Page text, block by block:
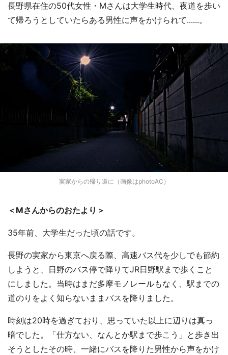
長野県在住の50代女性・Mさんは大学生時代、夜道を歩い
て帰ろうとしていたらある男性に声をかけられて......。
実家からの帰り道に（画像はphotoAC）
＜Mさんからのおたより＞
35年前、大学生だった頃の話です。
長野の実家から東京へ戻る際、高速バス代を少しでも節約
しようと、日野のバス停で降りてJR日野駅まで歩くこと
にしました。当時はまだ多摩モノレールもなく、駅までの
道のりをよく知らないままバスを降りました。
時刻は20時を過ぎており、思っていた以上に辺りは真っ
暗でした。「仕方ない、なんとか駅まで歩こう」と歩き出
そうとしたその時、一緒にバスを降りた男性から声をかけ